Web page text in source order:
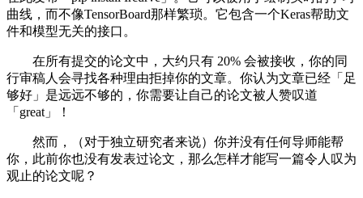
曲线，而不像TensorBoard那样繁琐。它包含一个Keras帮助文
件和模型无关的接口。
在所有提交的论文中，大约只有 20% 会被接收，你的同
行审稿人会寻找各种理由拒掉你的文章。你认为文章已经「足
够好」是远远不够的，你需要让自己的论文被人赞叹道
「great」！
然而，（对于独立研究者来说）你并没有任何导师能帮
你，此前你也没有发表过论文，那么怎样才能写一篇令人叹为
观止的论文呢？